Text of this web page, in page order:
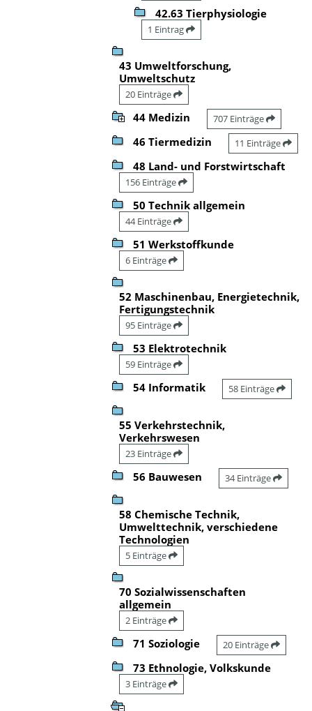
42.63 Tierphysiologie
1 Eintrag
43 Umweltforschung,
Umweltschutz
20 Einträge
44 Medizin 707 Einträge
46 Tiermedizin 11 Einträge
48 Land- und Forstwirtschaft
156 Einträge
50 Technik allgemein
44 Einträge
51 Werkstoffkunde
6 Einträge
52 Maschinenbau, Energietechnik,
Fertigungstechnik
95 Einträge
53 Elektrotechnik
59 Einträge
54 Informatik 58 Einträge
55 Verkehrstechnik,
Verkehrswesen
23 Einträge
56 Bauwesen 34 Einträge
58 Chemische Technik,
Umwelttechnik, verschiedene
Technologien
5 Einträge
70 Sozialwissenschaften
allgemein
2 Einträge
71 Soziologie 20 Einträge
73 Ethnologie, Volkskunde
3 Einträge